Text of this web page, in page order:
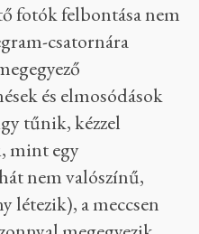
fotók felbontása nem
csatornára
és elmosódások
tűnik, kézzel
mint egy
nem valószínű,
létezik), a meccsen